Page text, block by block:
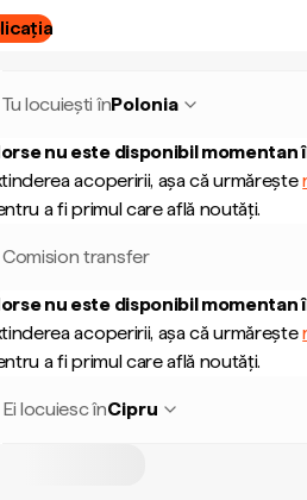
Tu locuiești înPolonia
nu este disponibil momentan
acoperirii, așa că urmărește
a fi primul care află noutăți.
Comision transfer
nu este disponibil momentan
acoperirii, așa că urmărește
a fi primul care află noutăți.
Ei locuiesc înCipru